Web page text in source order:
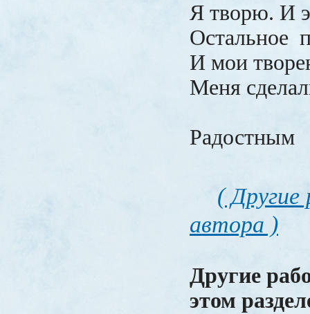
Я творю. И
Остальное
И мои
Меня
Радостным
(
автора )
Другие
этом